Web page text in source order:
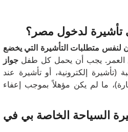
تأشيرة لدخول مصر؟
لنفس متطلبات التأشيرة التي يخضع
العمر. يجب أن يحمل كل طفلجواز
(تأشيرة إلكترونية، أو تأشيرة عند
ما لم يكن مؤهلاً بموجب إعفاء
السياحة الخاصة بي في